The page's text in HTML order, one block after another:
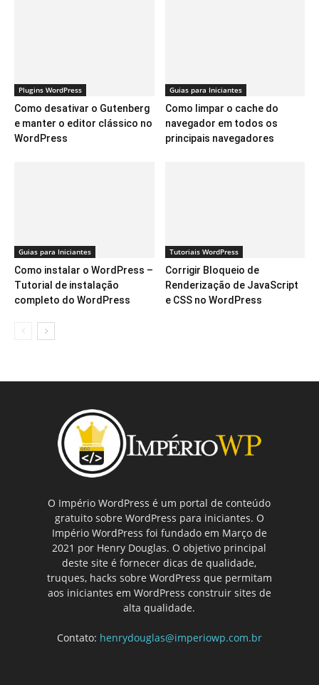
Plugins WordPress
Como desativar o Gutenberg
e manter o editor clássico no
WordPress
Guias para Iniciantes
Como limpar o cache do
navegador em todos os
principais navegadores
Guias para Iniciantes
Como instalar o WordPress –
Tutorial de instalação
completo do WordPress
Tutoriais WordPress
Corrigir Bloqueio de
Renderização de JavaScript
e CSS no WordPress
O Império WordPress é um portal de conteúdo
gratuito sobre WordPress para iniciantes. O
Império WordPress foi fundado em Março de
2021 por Henry Douglas. O objetivo principal
deste site é fornecer dicas de qualidade,
truques, hacks sobre WordPress que permitam
aos iniciantes em WordPress construir sites de
alta qualidade.
Contato: henrydouglas@imperiowp.com.br